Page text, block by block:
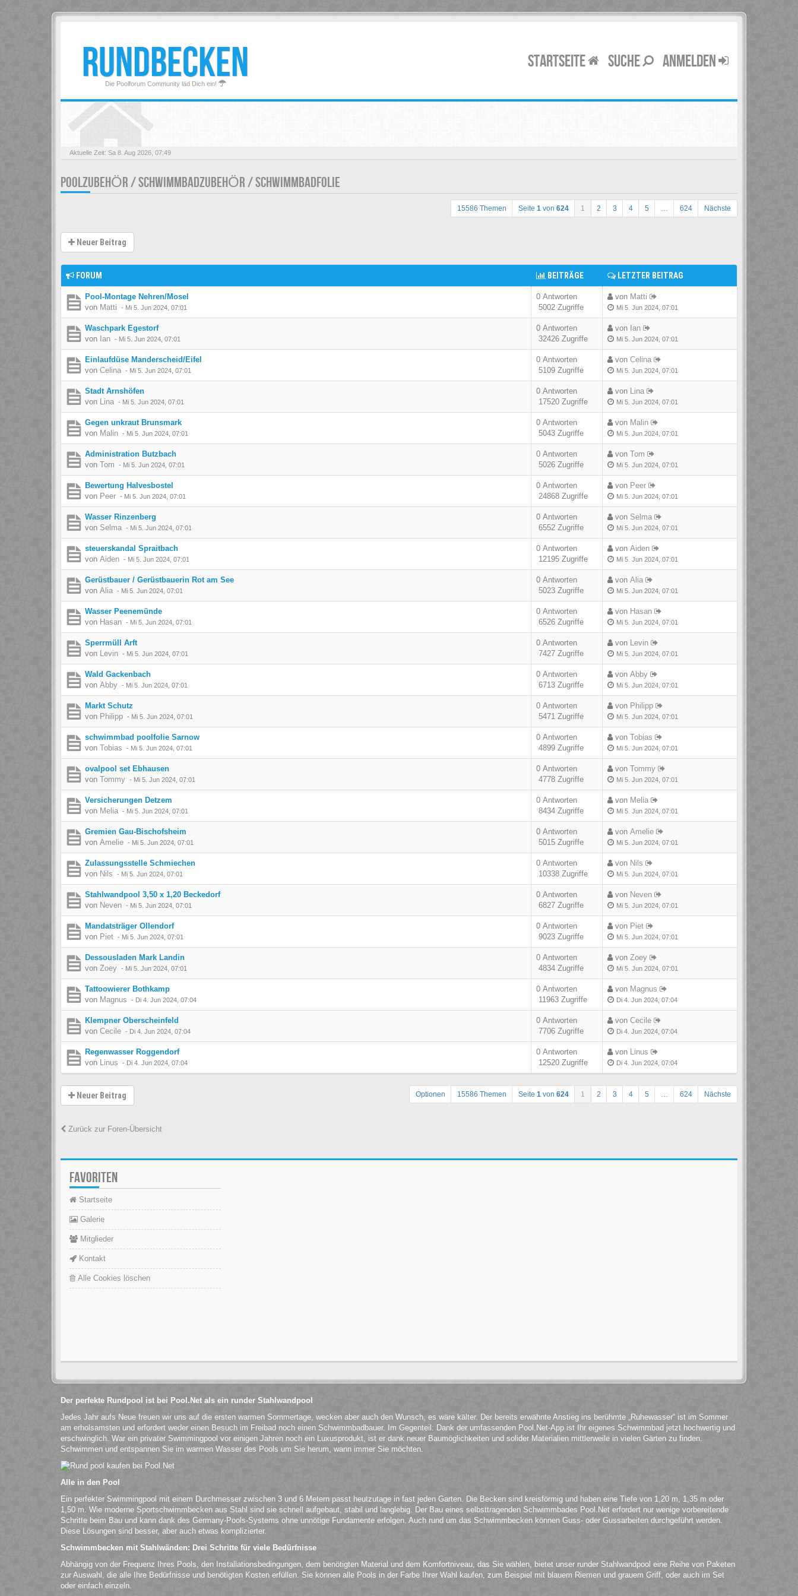
RUNDBECKEN
Die Poolforum Community läd Dich ein!
STARTSEITE SUCHE ANMELDEN
Aktuelle Zeit: Sa 8. Aug 2026, 07:49
POOLZUBEHÖR / SCHWIMMBADZUBEHÖR / SCHWIMMBADFOLIE
15586 Themen Seite 1 von 624 1 2 3 4 5 … 624 Nächste
Neuer Beitrag
FORUM BEITRÄGE LETZTER BEITRAG
Pool-Montage Nehren/Mosel
von Matti - Mi 5. Jun 2024, 07:01
0 Antworten
5002 Zugriffe
von Matti
Mi 5. Jun 2024, 07:01
Waschpark Egestorf
von Ian - Mi 5. Jun 2024, 07:01
0 Antworten
32426 Zugriffe
von Ian
Mi 5. Jun 2024, 07:01
Einlaufdüse Manderscheid/Eifel
von Celina - Mi 5. Jun 2024, 07:01
0 Antworten
5109 Zugriffe
von Celina
Mi 5. Jun 2024, 07:01
Stadt Arnshöfen
von Lina - Mi 5. Jun 2024, 07:01
0 Antworten
17520 Zugriffe
von Lina
Mi 5. Jun 2024, 07:01
Gegen unkraut Brunsmark
von Malin - Mi 5. Jun 2024, 07:01
0 Antworten
5043 Zugriffe
von Malin
Mi 5. Jun 2024, 07:01
Administration Butzbach
von Tom - Mi 5. Jun 2024, 07:01
0 Antworten
5026 Zugriffe
von Tom
Mi 5. Jun 2024, 07:01
Bewertung Halvesbostel
von Peer - Mi 5. Jun 2024, 07:01
0 Antworten
24868 Zugriffe
von Peer
Mi 5. Jun 2024, 07:01
Wasser Rinzenberg
von Selma - Mi 5. Jun 2024, 07:01
0 Antworten
6552 Zugriffe
von Selma
Mi 5. Jun 2024, 07:01
steuerskandal Spraitbach
von Aiden - Mi 5. Jun 2024, 07:01
0 Antworten
12195 Zugriffe
von Aiden
Mi 5. Jun 2024, 07:01
Gerüstbauer / Gerüstbauerin Rot am See
von Alia - Mi 5. Jun 2024, 07:01
0 Antworten
5023 Zugriffe
von Alia
Mi 5. Jun 2024, 07:01
Wasser Peenemünde
von Hasan - Mi 5. Jun 2024, 07:01
0 Antworten
6526 Zugriffe
von Hasan
Mi 5. Jun 2024, 07:01
Sperrmüll Arft
von Levin - Mi 5. Jun 2024, 07:01
0 Antworten
7427 Zugriffe
von Levin
Mi 5. Jun 2024, 07:01
Wald Gackenbach
von Abby - Mi 5. Jun 2024, 07:01
0 Antworten
6713 Zugriffe
von Abby
Mi 5. Jun 2024, 07:01
Markt Schutz
von Philipp - Mi 5. Jun 2024, 07:01
0 Antworten
5471 Zugriffe
von Philipp
Mi 5. Jun 2024, 07:01
schwimmbad poolfolie Sarnow
von Tobias - Mi 5. Jun 2024, 07:01
0 Antworten
4899 Zugriffe
von Tobias
Mi 5. Jun 2024, 07:01
ovalpool set Ebhausen
von Tommy - Mi 5. Jun 2024, 07:01
0 Antworten
4778 Zugriffe
von Tommy
Mi 5. Jun 2024, 07:01
Versicherungen Detzem
von Melia - Mi 5. Jun 2024, 07:01
0 Antworten
8434 Zugriffe
von Melia
Mi 5. Jun 2024, 07:01
Gremien Gau-Bischofsheim
von Amelie - Mi 5. Jun 2024, 07:01
0 Antworten
5015 Zugriffe
von Amelie
Mi 5. Jun 2024, 07:01
Zulassungsstelle Schmiechen
von Nils - Mi 5. Jun 2024, 07:01
0 Antworten
10338 Zugriffe
von Nils
Mi 5. Jun 2024, 07:01
Stahlwandpool 3,50 x 1,20 Beckedorf
von Neven - Mi 5. Jun 2024, 07:01
0 Antworten
6827 Zugriffe
von Neven
Mi 5. Jun 2024, 07:01
Mandatsträger Ollendorf
von Piet - Mi 5. Jun 2024, 07:01
0 Antworten
9023 Zugriffe
von Piet
Mi 5. Jun 2024, 07:01
Dessousladen Mark Landin
von Zoey - Mi 5. Jun 2024, 07:01
0 Antworten
4834 Zugriffe
von Zoey
Mi 5. Jun 2024, 07:01
Tattoowierer Bothkamp
von Magnus - Di 4. Jun 2024, 07:04
0 Antworten
11963 Zugriffe
von Magnus
Di 4. Jun 2024, 07:04
Klempner Oberscheinfeld
von Cecile - Di 4. Jun 2024, 07:04
0 Antworten
7706 Zugriffe
von Cecile
Di 4. Jun 2024, 07:04
Regenwasser Roggendorf
von Linus - Di 4. Jun 2024, 07:04
0 Antworten
12520 Zugriffe
von Linus
Di 4. Jun 2024, 07:04
Neuer Beitrag Optionen 15586 Themen Seite 1 von 624 1 2 3 4 5 … 624 Nächste
Zurück zur Foren-Übersicht
FAVORITEN
Startseite
Galerie
Mitglieder
Kontakt
Alle Cookies löschen
Der perfekte Rundpool ist bei Pool.Net als ein runder Stahlwandpool
Jedes Jahr aufs Neue freuen wir uns auf die ersten warmen Sommertage, wecken aber auch den Wunsch, es wäre kälter. Der bereits erwähnte Anstieg ins berühmte „Ruhewasser“ ist im Sommer
am erholsamsten und erfordert weder einen Besuch im Freibad noch einen Schwimmbadbauer. Im Gegenteil: Dank der umfassenden Pool.Net-App ist Ihr eigenes Schwimmbad jetzt hochwertig und
erschwinglich. War ein privater Swimmingpool vor einigen Jahren noch ein Luxusprodukt, ist er dank neuer Baumöglichkeiten und solider Materialien mittlerweile in vielen Gärten zu finden.
Schwimmen und entspannen Sie im warmen Wasser des Pools um Sie herum, wann immer Sie möchten.
Alle in den Pool
Ein perfekter Swimmingpool mit einem Durchmesser zwischen 3 und 6 Metern passt heutzutage in fast jeden Garten. Die Becken sind kreisförmig und haben eine Tiefe von 1,20 m, 1,35 m oder
1,50 m. Wie moderne Sportschwimmbecken aus Stahl sind sie schnell aufgebaut, stabil und langlebig. Der Bau eines selbsttragenden Schwimmbades Pool.Net erfordert nur wenige vorbereitende
Schritte beim Bau und kann dank des Germany-Pools-Systems ohne unnötige Fundamente erfolgen. Auch rund um das Schwimmbecken können Guss- oder Gussarbeiten durchgeführt werden.
Diese Lösungen sind besser, aber auch etwas komplizierter.
Schwimmbecken mit Stahlwänden: Drei Schritte für viele Bedürfnisse
Abhängig von der Frequenz Ihres Pools, den Installationsbedingungen, dem benötigten Material und dem Komfortniveau, das Sie wählen, bietet unser runder Stahlwandpool eine Reihe von Paketen
zur Auswahl, die alle Ihre Bedürfnisse und benötigten Kosten erfüllen. Sie können alle Pools in der Farbe Ihrer Wahl kaufen, zum Beispiel mit blauem Riemen und grauem Griff, oder auch im Set
oder einfach einzeln.